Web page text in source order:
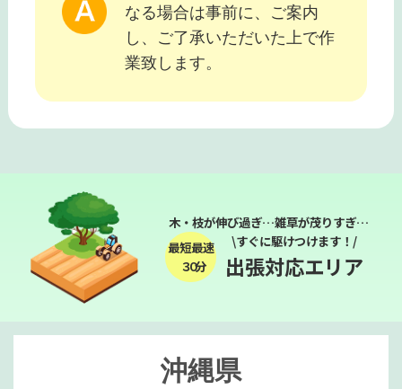
なる場合は事前に、ご案内
し、ご了承いただいた上で作
業致します。
木・枝が伸び過ぎ…雑草が茂りすぎ…
最短最速
３０分
\すぐに駆けつけます！/
出張対応エリア
沖縄県